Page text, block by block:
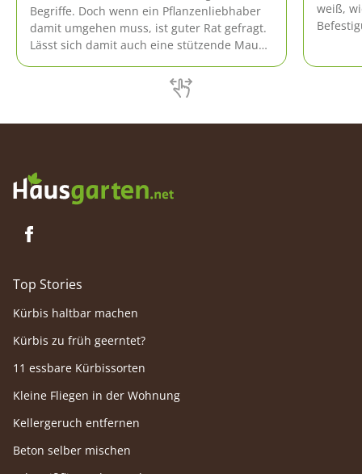
Begriffe. Doch wenn ein Pflanzenliebhaber
damit umgehen muss, ist guter Rat gefragt.
Lässt sich damit auch eine stützende Mauer
Material ist am besten geeignet?
weiß,
Top Stories
Kürbis haltbar machen
Kürbis zu früh geerntet?
11 essbare Kürbissorten
Kleine Fliegen in der Wohnung
Kellergeruch entfernen
Beton selber mischen